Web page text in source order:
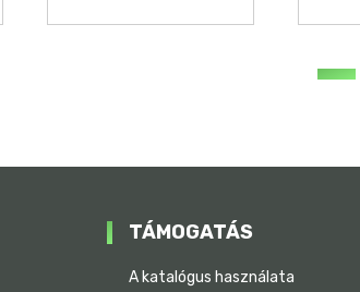
TÁMOGATÁS
A katalógus használata